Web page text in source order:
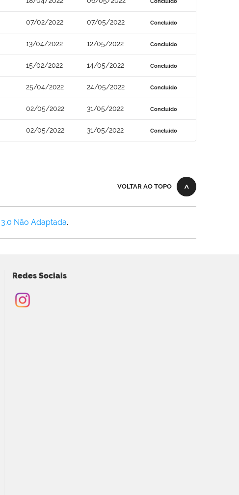
07/02/2022 07/05/2022 Concluído
13/04/2022 12/05/2022 Concluído
15/02/2022 14/05/2022 Concluído
25/04/2022 24/05/2022 Concluído
02/05/2022 31/05/2022 Concluído
02/05/2022 31/05/2022 Concluído
VOLTAR AO TOPO
Não Adaptada.
Redes Sociais